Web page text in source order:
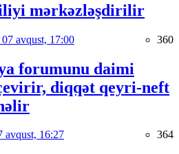
mərkəzləşdirilir
07 avqust, 17:00 360
forumunu daimi
diqqət qeyri-neft
avqust, 16:27 364